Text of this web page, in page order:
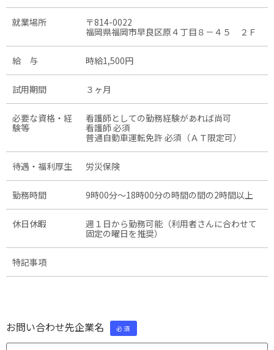
就業場所
〒814-0022
福岡県福岡市早良区原４丁目８－４５ ２Ｆ
給 与 時給1,500円
試用期間 ３ヶ月
必要な資格・経
験等
看護師としての勤務経験があれば尚可
看護師 必須
普通自動車運転免許 必須（ＡＴ限定可）
待遇・福利厚生 労災保険
勤務時間 9時00分〜18時00分の時間の間の2時間以上
休日休暇
週１日から勤務可能（利用者さんに合わせて
固定の曜日を推奨）
特記事項
お問い合わせ先企業名 必須